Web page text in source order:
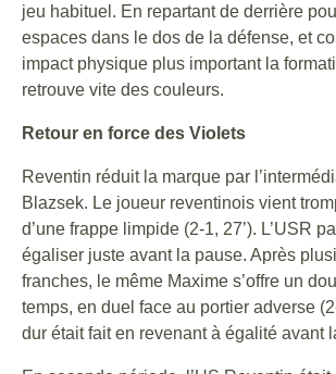
jeu habituel. En repartant de derrière
espaces dans le dos de la défense, et
impact physique plus important la
retrouve vite des couleurs.
Retour en force des Violets
Reventin réduit la marque par
Blazsek. Le joueur reventinois vient
d’une frappe limpide (2-1, 27’). L’USR
égaliser juste avant la pause. Après
franches, le même Maxime s’offre un
temps, en duel face au portier adverse
dur était fait en revenant à égalité avant